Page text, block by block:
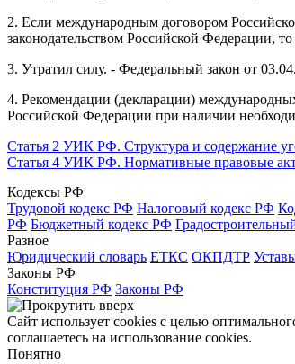
2. Если международным договором
законодательством Российской Федерации,
3. Утратил силу. - Федеральный закон от
4. Рекомендации (декларации)
Российской Федерации при наличии
Статья 2 УИК РФ. Структура и содержание
Статья 4 УИК РФ. Нормативные правовые
Кодексы РФ
Трудовой кодекс РФ Налоговый кодекс РФ
РФ Бюджетный кодекс РФ
Разное
Юридический словарь ЕТКС ОКПДТР
Законы РФ
Конституция РФ Законы РФ
Сайт использует cookies с целью
соглашаетесь на использование cookies.
Понятно